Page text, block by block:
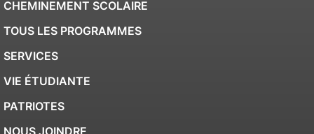
CHEMINEMENT SCOLAIRE
TOUS LES PROGRAMMES
SERVICES
VIE ÉTUDIANTE
PATRIOTES